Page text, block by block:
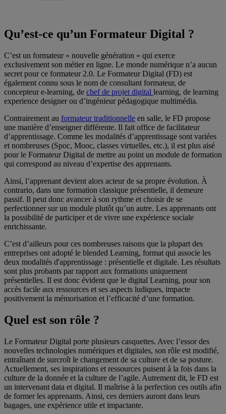
Qu’est-ce qu’un Formateur Digital ?
C’est un formateur « nouvelle génération » qui exerce
exclusivement son métier en ligne. Le monde numérique n’a aucun
secret pour ce formateur 2.0. Le Formateur Digital (FD) est
également connu sous le nom de consultant formateur, de
concepteur e-learning, de chef de projet digital learning, de learning
experience designer ou d’ingénieur pédagogique multimédia.
Contrairement au formateur traditionnelle en salle, le FD propose
une manière d’enseigner différente. Il fait office de facilitateur
d’apprentissage. Comme les modalités d’apprentissage sont variées
et nombreuses (Spoc, Mooc, classes virtuelles, etc.), il est plus aisé
pour le Formateur Digital de mettre au point un module de formation
qui correspond au niveau d’expertise des apprenants.
Ainsi, l’apprenant devient alors acteur de sa propre évolution. À
contrario, dans une formation classique présentielle, il demeure
passif. Il peut donc avancer à son rythme et choisir de se
perfectionner sur un module plutôt qu’un autre. Les apprenants ont
la possibilité de participer et de vivre une expérience sociale
enrichissante.
C’est d’ailleurs pour ces nombreuses raisons que la plupart des
entreprises ont adopté le blended Learning, format qui associe les
deux modalités d'apprentissage : présentielle et digitale. Les résultats
sont plus probants par rapport aux formations uniquement
présentielles. Il est donc évident que le digital Learning, pour son
accès facile aux ressources et ses aspects ludiques, impacte
positivement la mémorisation et l’efficacité d’une formation.
Quel est son rôle ?
Le Formateur Digital porte plusieurs casquettes. Avec l’essor des
nouvelles technologies numériques et digitales, son rôle est modifié,
entraînant de surcroît le changement de sa culture et de sa posture.
Actuellement, ses inspirations et ressources puisent à la fois dans la
culture de la donnée et la culture de l’agile. Autrement dit, le FD est
un intervenant data et digital. Il maîtrise à la perfection ces outils afin
de former les apprenants. Ainsi, ces derniers auront dans leurs
bagages, une expérience utile et impactante.